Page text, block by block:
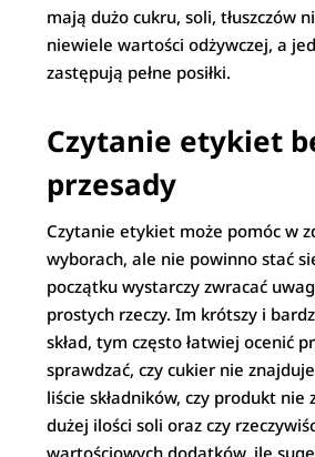
mają dużo cukru, soli, tłuszczów
niewiele wartości odżywczej, a
zastępują pełne posiłki.
Czytanie etykiet
przesady
Czytanie etykiet może pomóc w
wyborach, ale nie powinno stać
początku wystarczy zwracać
prostych rzeczy. Im krótszy i
skład, tym często łatwiej ocenić
sprawdzać, czy cukier nie
liście składników, czy produkt nie
dużej ilości soli oraz czy
wartościowych dodatków, ile